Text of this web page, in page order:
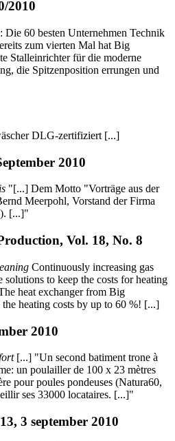
2010
60 besten Unternehmen Technik
zum vierten Mal hat Big
Stalleinrichter für die moderne
die Spitzenposition errungen und
DLG-zertifiziert [...]
2010
"[...] Dem Motto "Vorträge aus der
Meerpohl, Vorstand der Firma
[...]"
Vol. 18, No. 8
Continuously increasing gas
to keep the costs for heating
heat exchanger from Big
heating costs by up to 60 %! [...]
2010
[...] "Un second batiment trone à
un poulailler de 100 x 23 mètres
pour poules pondeuses (Natura60,
ses 33000 locataires. [...]"
3 september 2010